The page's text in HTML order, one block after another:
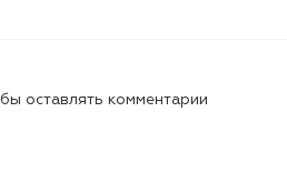
оставлять комментарии